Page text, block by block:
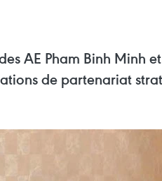
AE Pham Binh Minh
de partenariat